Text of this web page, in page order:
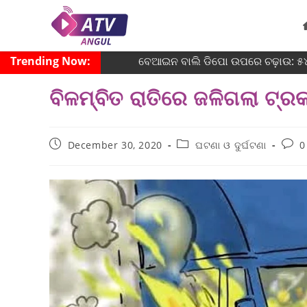
Trending Now: ବେଆଇନ ବାଲି ଡିପୋ ଉପରେ ଚଢ଼ାଉ:
ବିଳମ୍ବିତ ରାତିରେ ଜଳିଗଲା
December 30, 2020 ଘଟଣା ଓ ଦୁର୍ଘଟଣା